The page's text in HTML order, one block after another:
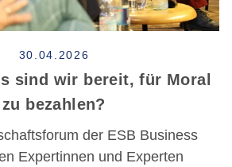
30.04.2026
sind wir bereit, für Moral
zu bezahlen?
der ESB Business
Expertinnen und Experten